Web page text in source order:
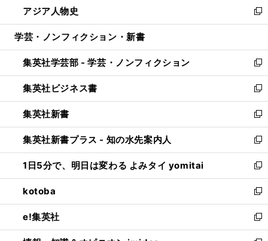
く
で
開
ド
ウ
開
く
ィ
ン
ウ
で
開
く
い
ウ
ン
ド
ウ
で
開
く
アジア人物史
新
し
ウ
ィ
ン
ド
ウ
で
開
く
学芸・ノンフィクション・新書
集英社学芸部 - 学芸・ノンフィクション
新
し
い
ウ
ィ
ン
ド
ウ
で
開
く
集英社ビジネス書
新
し
い
ウ
ィ
ン
ド
ウ
で
開
く
集英社新書
新
し
い
ウ
ィ
ン
ド
ウ
で
開
集英社新書プラス - 知の水先案内人
新
し
い
ウ
ィ
ン
ド
ウ
1日5分で、明日は変わる よみタイ yomitai
新
し
い
ウ
ィ
ン
kotoba
新
し
い
ウ
e!集英社
新
し